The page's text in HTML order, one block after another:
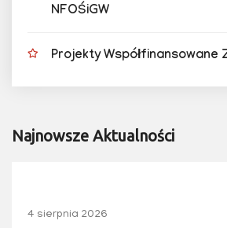
NFOŚiGW
Projekty Współfinansowane
Najnowsze Aktualności
4 sierpnia 2026